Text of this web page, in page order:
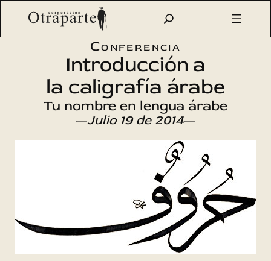
Saltar
Otraparte.org/ Agenda Cultural Literatura
Introducción
a la caligrafía árabe
Conferencia
Introducción a
la caligrafía árabe
Tu nombre en lengua árabe
—Julio 19 de 2014—